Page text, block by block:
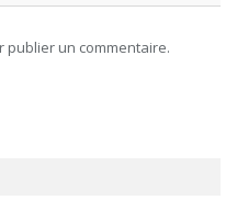
publier un commentaire.